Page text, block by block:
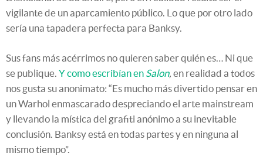
vigilante de un aparcamiento público. Lo que por otro lado
sería una tapadera perfecta para Banksy.
Sus fans más acérrimos no quieren saber quién es… Ni que
se publique. Y como escribían en Salon, en realidad a todos
nos gusta su anonimato: “Es mucho más divertido pensar en
un Warhol enmascarado despreciando el arte mainstream
y llevando la mística del grafiti anónimo a su inevitable
conclusión. Banksy está en todas partes y en ninguna al
mismo tiempo”.